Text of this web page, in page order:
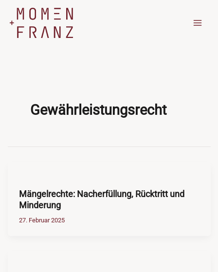
Inhalt
springen
Gewährleistungsrecht
Mängelrechte: Nacherfüllung, Rücktritt und
Minderung
27. Februar 2025